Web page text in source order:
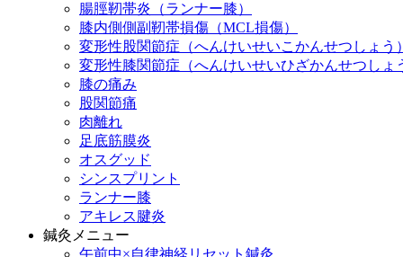
腸脛靭帯炎（ランナー膝）
膝内側側副靭帯損傷（MCL損傷）
変形性股関節症（へんけいせいこかんせつしょう
変形性膝関節症（へんけいせいひざかんせつしょ
膝の痛み
股関節痛
肉離れ
足底筋膜炎
オスグッド
シンスプリント
ランナー膝
アキレス腱炎
鍼灸メニュー
午前中×自律神経リセット鍼灸